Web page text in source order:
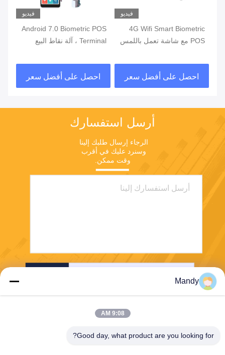
فيديو
4G Wifi Smart Biometric
POS مع شاشة تعمل باللمس
احصل على أفضل سعر
فيديو
Android 7.0 Biometric POS
Terminal ، آلة نقاط البيع
في البطارية
احصل على أفضل سعر
أرسل استفسارك
وقت ممكن.
Mandy
9:08 AM
Good day, what product are you looking for?